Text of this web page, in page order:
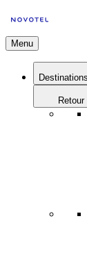
Menu
Destinations
Retour